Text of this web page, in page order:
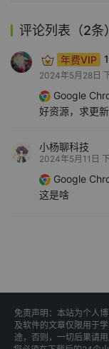
评论列表（2条）
年费VIP
2024年5月28日
Google
好资源，求更新
小杨聊科技
2024年5月11日
Google
这是啥
免责声明：本站为个人
及软件的文章仅限用于
途，否则，一切后果请